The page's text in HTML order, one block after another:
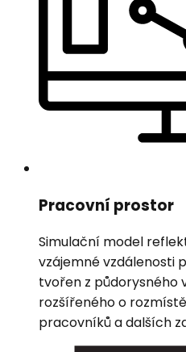
Pracovní prostor
Simulační model
vzájemné vzdálenosti
tvořen z půdorysného
rozšířeného o
pracovníků a dalších